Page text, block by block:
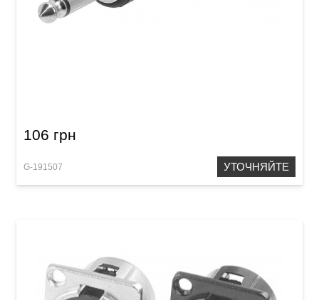
106 грн
G-191507 УТОЧНЯЙТЕ